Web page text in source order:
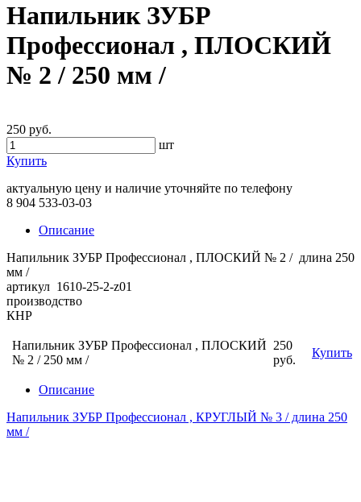
Напильник ЗУБР
Профессионал , ПЛОСКИЙ
№ 2 / 250 мм /
250 руб.
шт
Купить
актуальную цену и наличие уточняйте по телефону
8 904 533-03-03
Описание
Напильник ЗУБР Профессионал , ПЛОСКИЙ № 2 / длина 250
мм /
артикул 1610-25-2-z01
производство
КНР
Напильник ЗУБР Профессионал , ПЛОСКИЙ
№ 2 / 250 мм /
250
руб.
Купить
Описание
Напильник ЗУБР Профессионал , КРУГЛЫЙ № 3 / длина 250
мм /